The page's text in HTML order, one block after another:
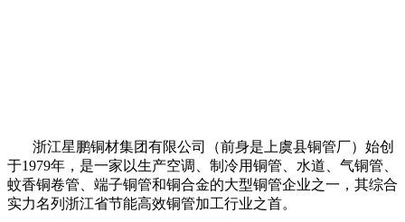
浙江星鹏铜材集团有限公司（前身是上虞县铜管厂）始创
于1979年，是一家以生产空调、制冷用铜管、水道、气铜管、
蚊香铜卷管、端子铜管和铜合金的大型铜管企业之一，其综合
实力名列浙江省节能高效铜管加工行业之首。